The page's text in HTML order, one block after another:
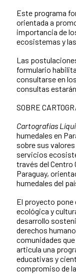
Este programa
orientada a
importancia de
ecosistemas y
Las
formulario
consultarse en
consultas
SOBRE
Cartografías
humedales en
sobre sus
servicios
través del Centro
Paraguay,
humedales del
El proyecto
ecológica y
desarrollo
derechos
comunidades
articula una
educativas y
compromiso de